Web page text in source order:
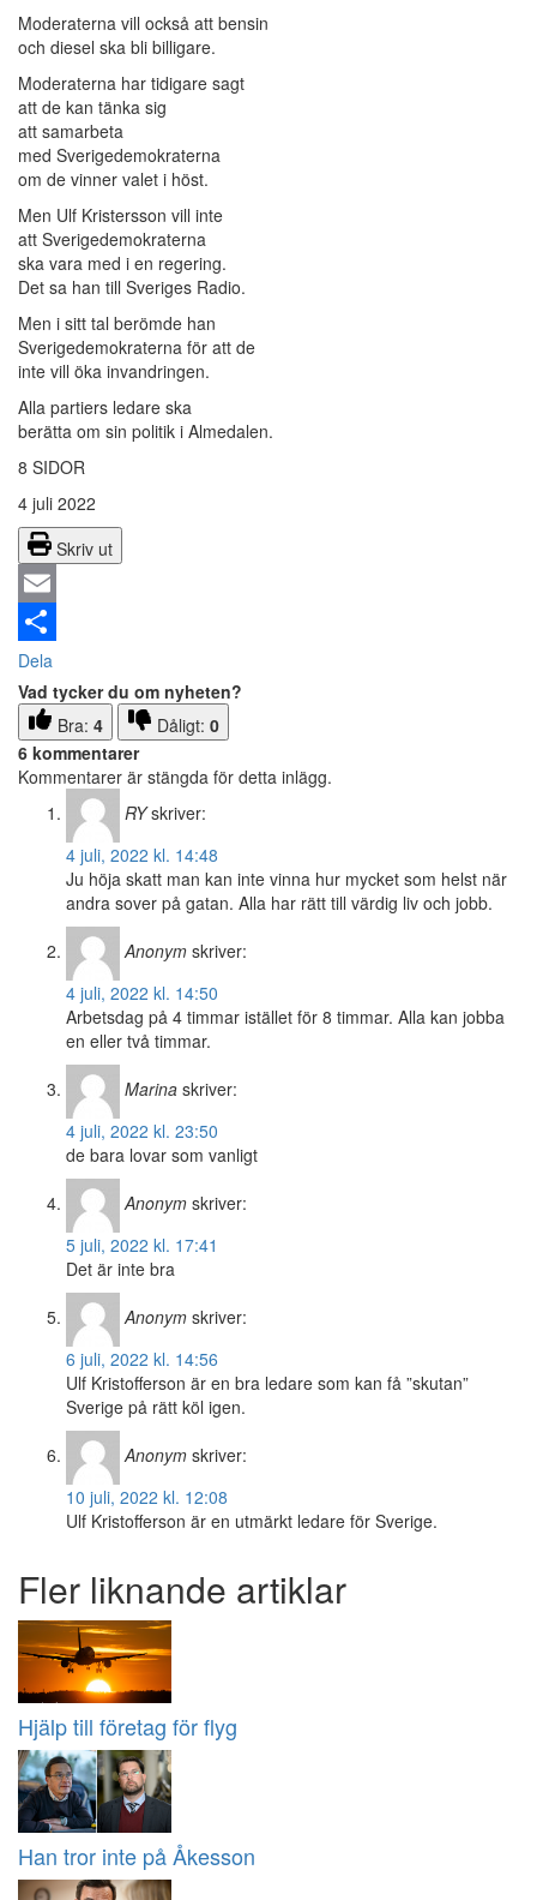
Moderaterna vill också att bensin
och diesel ska bli billigare.
Moderaterna har tidigare sagt
att de kan tänka sig
att samarbeta
med Sverigedemokraterna
om de vinner valet i höst.
Men Ulf Kristersson vill inte
att Sverigedemokraterna
ska vara med i en regering.
Det sa han till Sveriges Radio.
Men i sitt tal berömde han
Sverigedemokraterna för att de
inte vill öka invandringen.
Alla partiers ledare ska
berätta om sin politik i Almedalen.
8 SIDOR
4 juli 2022
Skriv ut
Email
Dela
Vad tycker du om nyheten?
Bra: 4 Dåligt: 0
6 kommentarer
Kommentarer är stängda för detta inlägg.
RY skriver:
4 juli, 2022 kl. 14:48
Ju höja skatt man kan inte vinna hur mycket som helst när
andra sover på gatan. Alla har rätt till värdig liv och jobb.
Anonym skriver:
4 juli, 2022 kl. 14:50
Arbetsdag på 4 timmar istället för 8 timmar. Alla kan jobba
en eller två timmar.
Marina skriver:
4 juli, 2022 kl. 23:50
de bara lovar som vanligt
Anonym skriver:
5 juli, 2022 kl. 17:41
Det är inte bra
Anonym skriver:
6 juli, 2022 kl. 14:56
Ulf Kristofferson är en bra ledare som kan få ”skutan”
Sverige på rätt köl igen.
Anonym skriver:
10 juli, 2022 kl. 12:08
Ulf Kristofferson är en utmärkt ledare för Sverige.
Fler liknande artiklar
Hjälp till företag för flyg
Han tror inte på Åkesson